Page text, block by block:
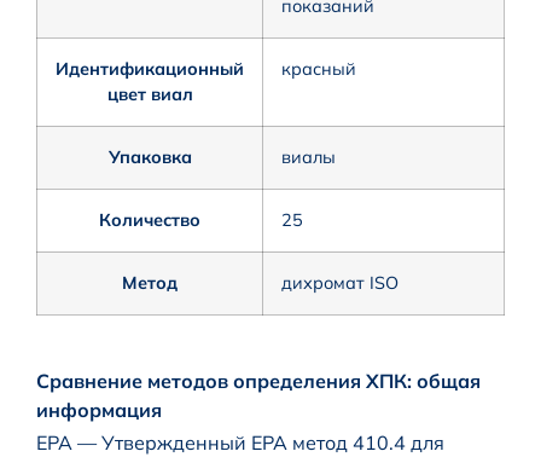
показаний
Идентификационный
цвет виал
красный
Упаковка виалы
Количество 25
Метод дихромат ISO
Сравнение методов определения ХПК: общая
информация
EPA — Утвержденный EPA метод 410.4 для